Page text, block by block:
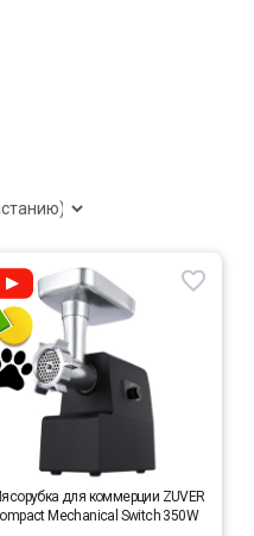
для коммерции ZUVER
Mechanical Switch 350W